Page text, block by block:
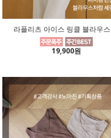
라플리츠 아이스 링클 블라우
19,900원